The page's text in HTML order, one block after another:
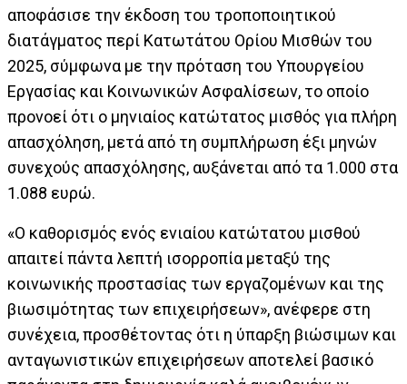
αποφάσισε την έκδοση του τροποποιητικού
διατάγματος περί Κατωτάτου Ορίου Μισθών του
2025, σύμφωνα με την πρόταση του Υπουργείου
Εργασίας και Κοινωνικών Ασφαλίσεων, το οποίο
προνοεί ότι ο μηνιαίος κατώτατος μισθός για πλήρη
απασχόληση, μετά από τη συμπλήρωση έξι μηνών
συνεχούς απασχόλησης, αυξάνεται από τα 1.000 στα
1.088 ευρώ.
«Ο καθορισμός ενός ενιαίου κατώτατου μισθού
απαιτεί πάντα λεπτή ισορροπία μεταξύ της
κοινωνικής προστασίας των εργαζομένων και της
βιωσιμότητας των επιχειρήσεων», ανέφερε στη
συνέχεια, προσθέτοντας ότι η ύπαρξη βιώσιμων και
ανταγωνιστικών επιχειρήσεων αποτελεί βασικό